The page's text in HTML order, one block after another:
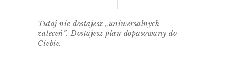
Tutaj nie dostajesz „uniwersalnych
zaleceń”. Dostajesz plan dopasowany do
Ciebie.